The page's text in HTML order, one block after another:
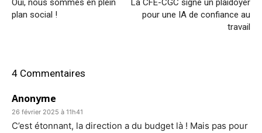
plan social !
pour une IA de confiance au
travail
4 Commentaires
Anonyme
26 février 2025 à 11h41
C’est étonnant, la direction a du budget là ! Mais pas pour